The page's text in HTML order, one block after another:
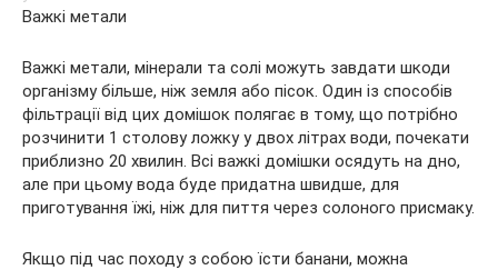
Важкі метали
Важкі метали, мінерали та солі можуть завдати шкоди
організму більше, ніж земля або пісок. Один із способів
фільтрації від цих домішок полягає в тому, що потрібно
розчинити 1 столову ложку у двох літрах води, почекати
приблизно 20 хвилин. Всі важкі домішки осядуть на дно,
але при цьому вода буде придатна швидше, для
приготування їжі, ніж для пиття через солоного присмаку.
Якщо під час походу з собою їсти банани, можна